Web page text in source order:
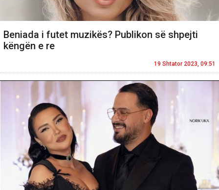
Beniada i futet muzikës? Publikon së shpejti
këngën e re
19 Shtator 2023, 09:51